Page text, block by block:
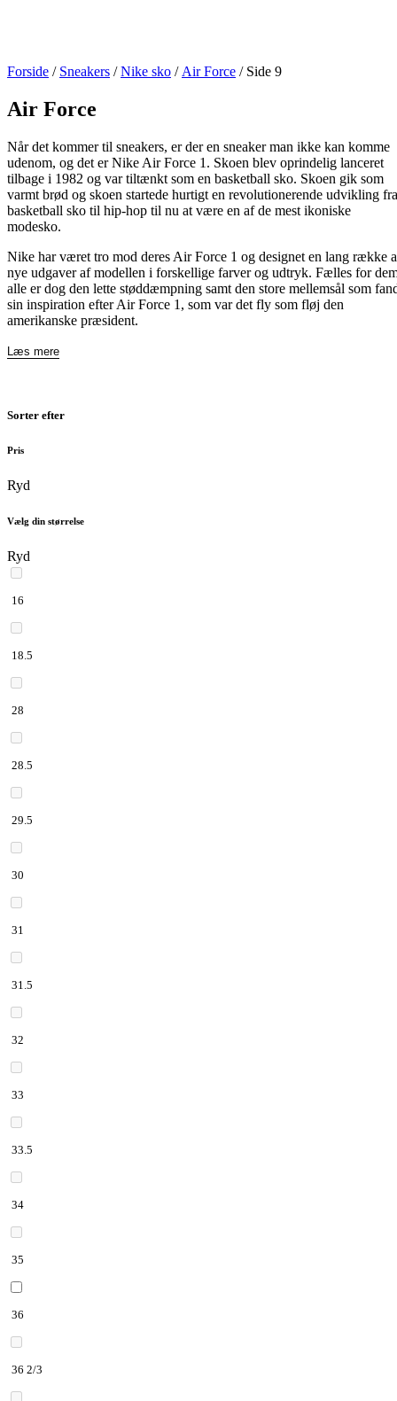
Forside / Sneakers /Nike sko / Air Force / Side 9
Air Force
Når det kommer til sneakers, er der en sneaker man ikke kan komme
udenom, og det er Nike Air Force 1. Skoen blev oprindelig lanceret
tilbage i 1982 og var tiltænkt som en basketball sko. Skoen gik som
varmt brød og skoen startede hurtigt en revolutionerende udvikling fra
basketball sko til hip-hop til nu at være en af de mest ikoniske
modesko.
Nike har været tro mod deres Air Force 1 og designet en lang række
nye udgaver af modellen i forskellige farver og udtryk. Fælles for
alle er dog den lette støddæmpning samt den store mellemsål som
sin inspiration efter Air Force 1, som var det fly som fløj den
amerikanske præsident.
Læs mere
Sorter efter
Pris
Ryd
Vælg din størrelse
Ryd
16
18.5
28
28.5
29.5
30
31
31.5
32
33
33.5
34
35
36
36 2/3